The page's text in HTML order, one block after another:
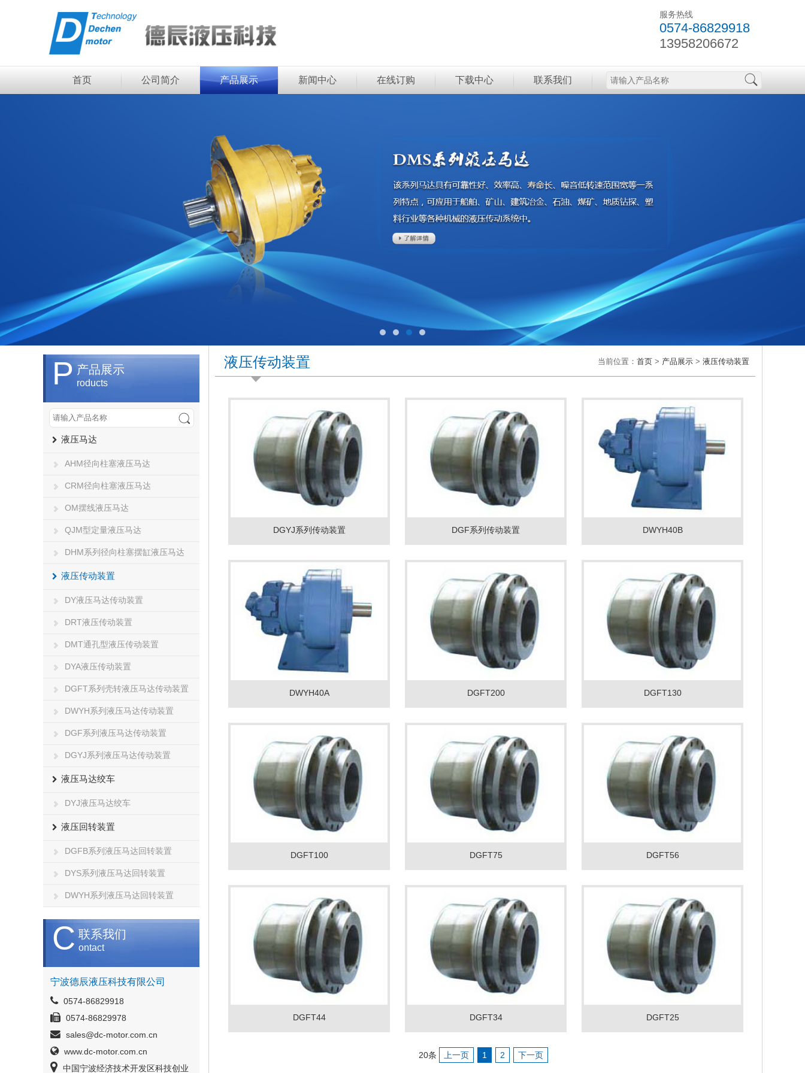
服务热线
0574-86829918
13958206672
首页 公司简介 产品展示 新闻中心 在线订购 下载中心 联系我们
3 4
P 产品展示
roducts
液压马达
AHM径向柱塞液压马达
CRM径向柱塞液压马达
OM摆线液压马达
QJM型定量液压马达
DHM系列径向柱塞摆缸液压马达
液压传动装置
DY液压马达传动装置
DRT液压传动装置
DMT通孔型液压传动装置
DYA液压传动装置
DGFT系列壳转液压马达传动装置
DWYH系列液压马达传动装置
DGF系列液压马达传动装置
DGYJ系列液压马达传动装置
液压马达绞车
DYJ液压马达绞车
液压回转装置
DGFB系列液压马达回转装置
DYS系列液压马达回转装置
DWYH系列液压马达回转装置
C 联系我们
ontact
宁波德辰液压科技有限公司
0574-86829918
0574-86829978
sales@dc-motor.com.cn
www.dc-motor.com.cn
中国宁波经济技术开发区科技创业
当前位置：首页 > 产品展示 >液压传动装置
液压传动装置
DGYJ系列传动装置 DGF系列传动装置 DWYH40B
DWYH40A DGFT200 DGFT130
DGFT100 DGFT75 DGFT56
DGFT44 DGFT34 DGFT25
20条 上一页 1 2 下一页